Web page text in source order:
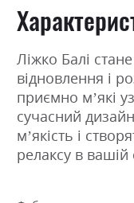
Ліжко Балі
відновлення і
приємно м’які
сучасний
м’якість і
релаксу в вашій